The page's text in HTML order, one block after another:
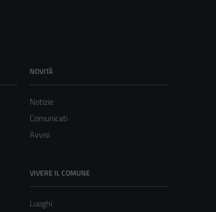
NOVITÀ
Notizie
Comunicati
Avvisi
VIVERE IL COMUNE
Luoghi